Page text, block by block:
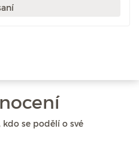
se podělí o své